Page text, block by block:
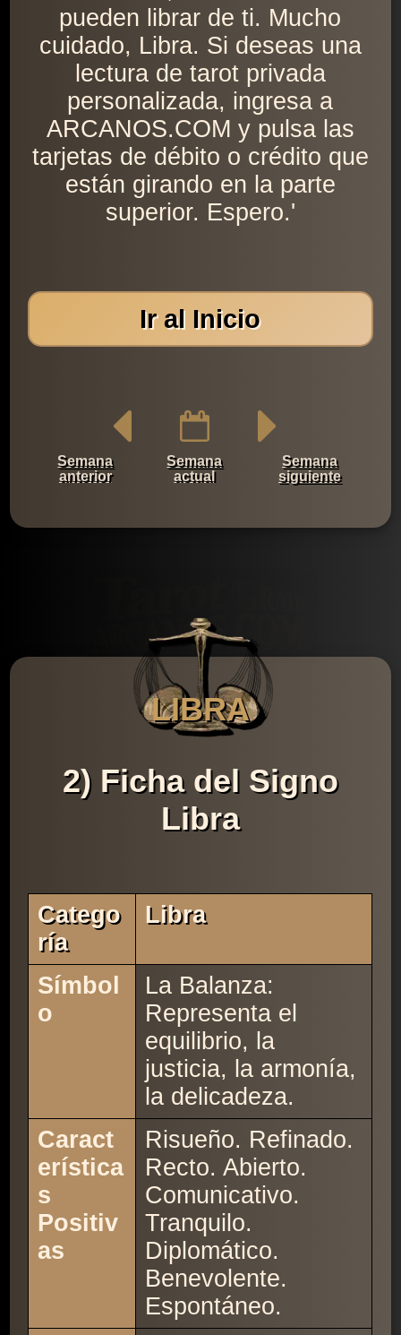
pueden librar de ti. Mucho
cuidado, Libra. Si deseas una
lectura de tarot privada
personalizada, ingresa a
ARCANOS.COM y pulsa las
tarjetas de débito o crédito que
están girando en la parte
superior. Espero.'
Ir al Inicio
Semana
anterior
Semana
actual
Semana
siguiente
LIBRA
2) Ficha del Signo
Libra
Catego
Ría
Libra
Símbol
o
La Balanza:
Representa el
equilibrio, la
justicia, la armonía,
la delicadeza.
Caract
erística
s
Positiv
as
Risueño. Refinado.
Recto. Abierto.
Comunicativo.
Tranquilo.
Diplomático.
Benevolente.
Espontáneo.